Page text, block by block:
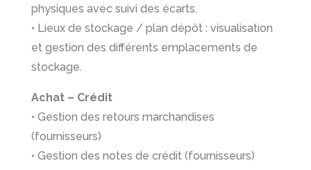
physiques avec suivi des écarts.
• Lieux de stockage / plan dépôt : visualisation
et gestion des différents emplacements de
stockage.
Achat – Crédit
• Gestion des retours marchandises
(fournisseurs)
• Gestion des notes de crédit (fournisseurs)